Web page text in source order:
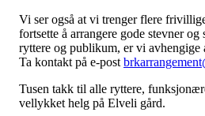
Vi ser også at vi trenger flere
fortsette å arrangere gode stevner
ryttere og publikum, er vi
Ta kontakt på e-post
Tusen takk til alle ryttere,
vellykket helg på Elveli gård.